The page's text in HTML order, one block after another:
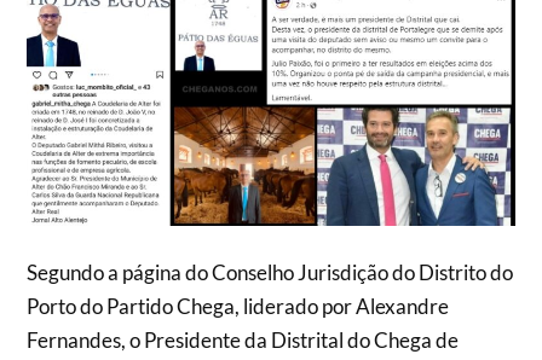
Segundo a página do Conselho Jurisdição do Distrito do
Porto do Partido Chega, liderado por Alexandre
Fernandes, o Presidente da Distrital do Chega de